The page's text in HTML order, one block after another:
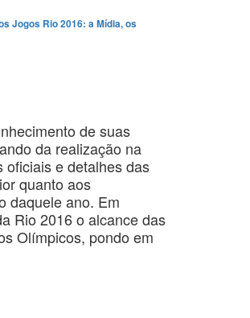
Jogos Rio 2016: a Mídia, os
de suas
da realização na
oficiais e detalhes das
quanto aos
daquele ano. Em
Rio 2016 o alcance das
Olímpicos, pondo em